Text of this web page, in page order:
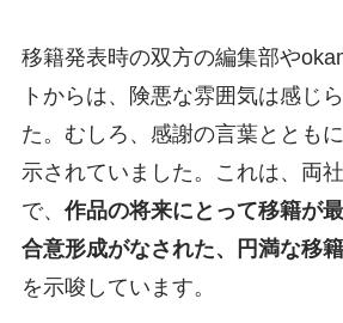
移籍発表時の双方の編集部や
トからは、険悪な雰囲気は感じ
た。むしろ、感謝の言葉ととも
示されていました。これは、両
で、 作品の将来にとって移籍が
合意形成がなされた、円満な移籍
を示唆しています。